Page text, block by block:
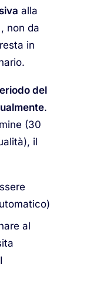
alla
non da
in
del
.
(30
il
al